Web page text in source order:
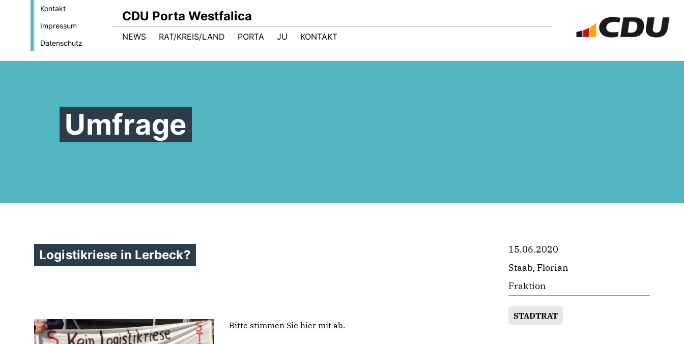
Kontakt
Impressum
Datenschutz
CDU Porta Westfalica
NEWS RAT/KREIS/LAND PORTA JU KONTAKT
Umfrage
Logistikriese in Lerbeck?
Bitte stimmen Sie hier mit ab.
15.06.2020
Staab, Florian
Fraktion
STADTRAT